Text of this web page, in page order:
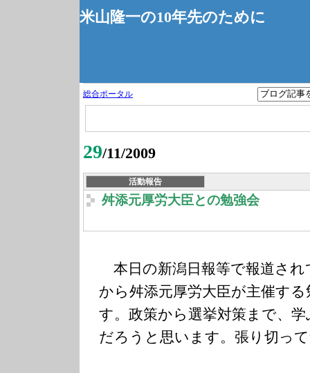
米山隆一の10年先のために
総合ポータル
29/11/2009
活動報告
舛添元厚労大臣との勉強会
本日の新潟日報等で報道され
から舛添元厚労大臣が主催す
す。政策から選挙対策まで、
だろうと思います。張り切っ